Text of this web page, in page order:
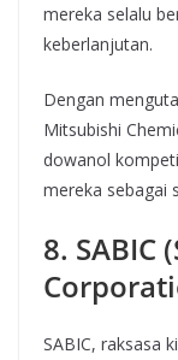
mereka selalu
keberlanjutan.
Dengan
Mitsubishi
dowanol
mereka sebagai
8. SABIC
SABIC, raksasa